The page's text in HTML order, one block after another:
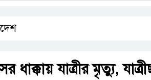
ধাক্কায় যাত্রীর মৃত্যু,